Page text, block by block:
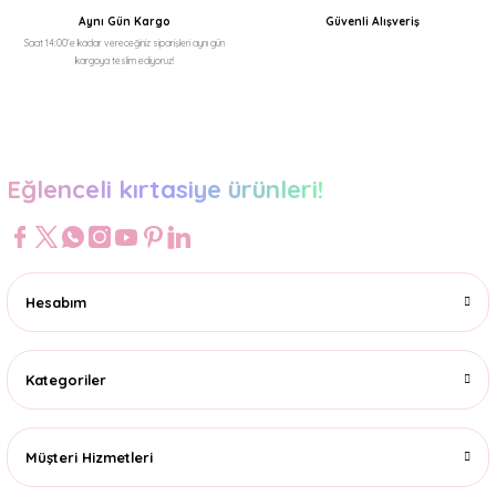
Aynı Gün Kargo
Saat 14:00'e kadar vereceğiniz siparişleri aynı gün
kargoya teslim ediyoruz!
Güvenli Alışveriş
Eğlenceli kırtasiye ürünleri!
Hesabım
Kategoriler
Müşteri Hizmetleri